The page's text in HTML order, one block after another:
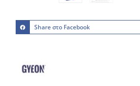
Share στο Facebook